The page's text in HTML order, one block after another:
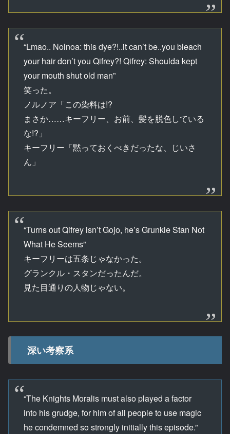
“Lmao.. Nolnoa: this dye?!..it can’t be..you bleach
your hair don’t you Qifrey?! Qifrey: Shoulda kept
your mouth shut old man”
笑った。
ノルノア「この染料は!?
まさか……キーフリー、お前、髪を脱色している
な!?」
キーフリー「黙っておくべきだったな、じいさ
ん」
“Turns out Qifrey isn’t Gojo, he’s Grunkle Stan Not
What He Seems”
キーフリーは五条じゃなかった。
グランクル・スタンだったんだ。
見た目通りの人物じゃない。
深い考察系
“The Knights Moralis must also played a factor
into his grudge, for him of all people to use magic
he condemned so strongly initially this episode.”